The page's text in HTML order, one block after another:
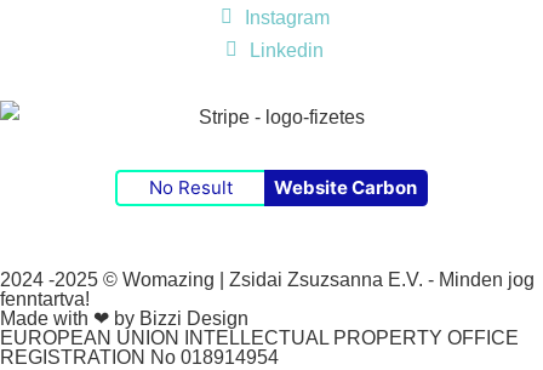
Instagram
Linkedin
No Result Website Carbon
2024 -2025 © Womazing | Zsidai Zsuzsanna E.V. - Minden jog
fenntartva!
Made with ❤ by Bizzi Design
EUROPEAN UNION INTELLECTUAL PROPERTY OFFICE
REGISTRATION No 018914954